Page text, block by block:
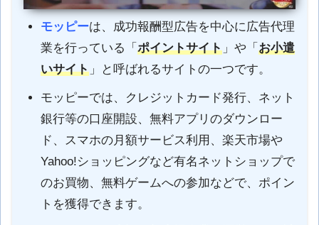
モッピーは、成功報酬型広告を中心に広告代理
業を行っている「 ポイントサイト」や「 お小遣
いサイト」と呼ばれるサイトの一つです。
モッピーでは、クレジットカード発行、ネット
銀行等の口座開設、無料アプリのダウンロー
ド、スマホの月額サービス利用、楽天市場や
Yahoo!ショッピングなど有名ネットショップで
のお買物、無料ゲームへの参加などで、ポイン
トを獲得できます。